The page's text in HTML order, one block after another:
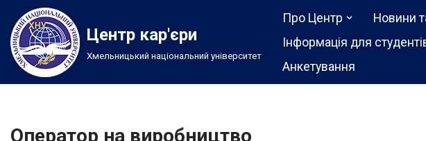
Перейти
до
вмісту
Центр кар'єри
Хмельницький національний університет
Про Центр Новини
Інформація для
Анкетування
Оператор на виробництво